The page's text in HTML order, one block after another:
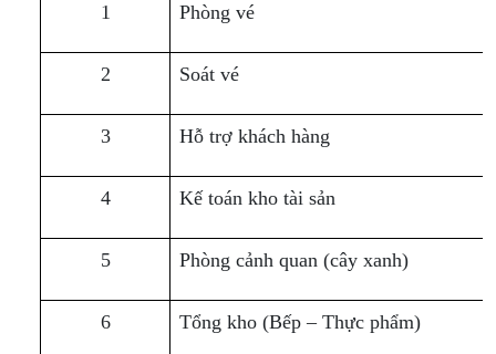
1 Phòng vé
2 Soát vé
3 Hỗ trợ khách hàng
4 Kế toán kho tài sản
5 Phòng cảnh quan (cây xanh)
6 Tổng kho (Bếp – Thực phẩm)